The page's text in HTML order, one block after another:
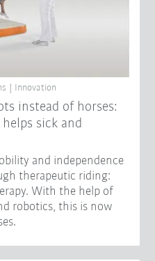
| Innovation
instead of horses:
sick and
and independence
therapeutic riding:
With the help of
robotics, this is now